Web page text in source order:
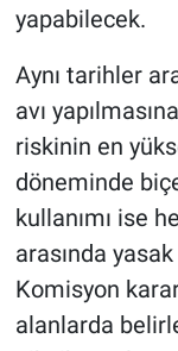
yapabilecek.
Aynı tarihler
avı
riskinin en
döneminde
kullanımı ise
arasında
Komisyon
alanlarda